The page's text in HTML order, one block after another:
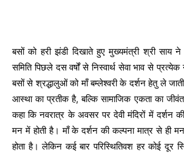
बसों को हरी झंडी दिखाते हुए मुख्यमंत्री श्री साय ने
समिति पिछले दस वर्षों से निस्वार्थ सेवा भाव से प्रत्येक
बसों से श्रद्धालुओं को माँ बम्लेश्वरी के दर्शन हेतु ले
आस्था का प्रतीक है, बल्कि सामाजिक एकता का
कहा कि नवरात्र के अवसर पर देवी मंदिरों में दर्शन
मन में होती है। माँ के दर्शन की कल्पना मात्र से ही
होता है। लेकिन कई बार परिस्थितिवश हर कोई दूर